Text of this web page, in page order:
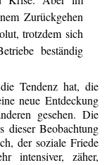
Zurückgehen
trotzdem sich
beständig
Tendenz hat, die
neue Entdeckung
gesehen. Die
dieser Beobachtung
der soziale Friede
intensiver, zäher,